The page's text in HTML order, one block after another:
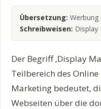
Übersetzung: Werbung
Schreibweisen: Display
Der Begriff ‚Display
Teilbereich des
Marketing bedeutet,
Webseiten über die